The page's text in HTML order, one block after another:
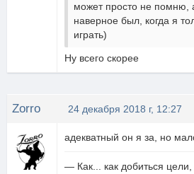
может просто не помню,
наверное был, когда я
играть)
Ну всего скорее
Zorro 24 декабря 2018 г, 12:27
адекватный он я за, но
— Как... как добиться цели,